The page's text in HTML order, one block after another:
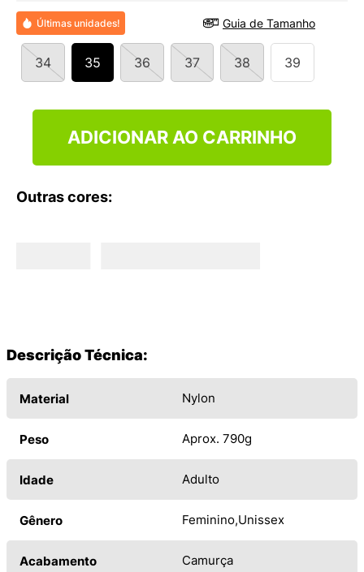
Últimas unidades! Guia de Tamanho
34 35 36 37 38 39
ADICIONAR AO CARRINHO
Outras cores:
Descrição Técnica:
Material Nylon
Peso Aprox. 790g
Idade Adulto
Gênero Feminino Unissex
Acabamento Camurça
10º VANS TÊNIS VANS ULTRARANGE